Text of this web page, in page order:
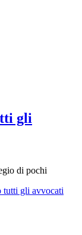
gli
di pochi
tutti gli avvocati